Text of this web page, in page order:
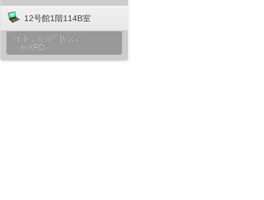
12号館1階114B室
微小部X線回折装置
（mXRD）